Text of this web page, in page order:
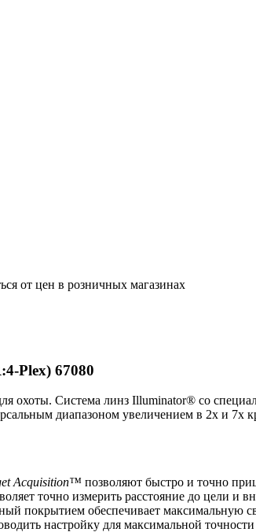
от цен в розничных магазинах
Plex) 67080
охоты. Система линз Illuminator® со
диапазоном увеличением в 2х и 7х
Acquisition™ позволяют быстро и точно
точно измерить расстояние до цели и
покрытием обеспечивает максимальную
настройку для максимальной